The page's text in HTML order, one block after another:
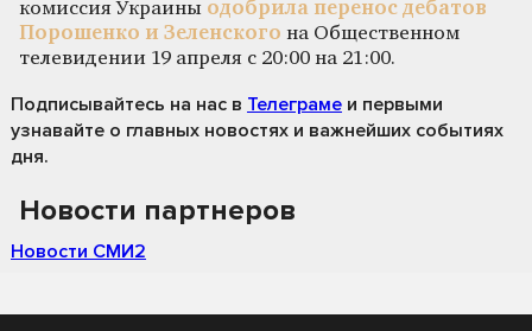
комиссия Украины одобрила перенос дебатов
Порошенко и Зеленского на Общественном
телевидении 19 апреля с 20:00 на 21:00.
Подписывайтесь на нас в Телеграме и первыми
узнавайте о главных новостях и важнейших событиях
дня.
Новости партнеров
Новости СМИ2